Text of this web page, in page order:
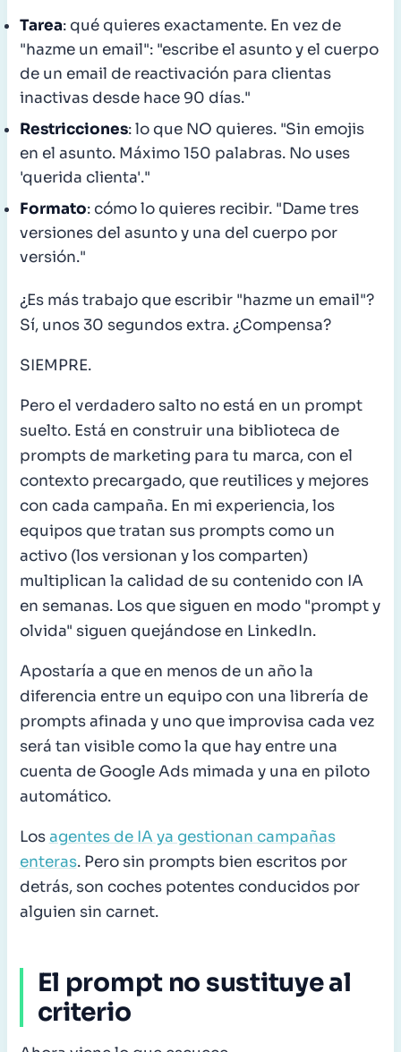
Tarea: qué quieres exactamente. En vez de
"hazme un email": "escribe el asunto y el cuerpo
de un email de reactivación para clientas
inactivas desde hace 90 días."
Restricciones: lo que NO quieres. "Sin emojis
en el asunto. Máximo 150 palabras. No uses
'querida clienta'."
Formato: cómo lo quieres recibir. "Dame tres
versiones del asunto y una del cuerpo por
versión."
¿Es más trabajo que escribir "hazme un email"?
Sí, unos 30 segundos extra. ¿Compensa?
SIEMPRE.
Pero el verdadero salto no está en un prompt
suelto. Está en construir una biblioteca de
prompts de marketing para tu marca, con el
contexto precargado, que reutilices y mejores
con cada campaña. En mi experiencia, los
equipos que tratan sus prompts como un
activo (los versionan y los comparten)
multiplican la calidad de su contenido con IA
en semanas. Los que siguen en modo "prompt y
olvida" siguen quejándose en LinkedIn.
Apostaría a que en menos de un año la
diferencia entre un equipo con una librería de
prompts afinada y uno que improvisa cada vez
será tan visible como la que hay entre una
cuenta de Google Ads mimada y una en piloto
automático.
Losagentes de IA ya gestionan campañas
enteras. Pero sin prompts bien escritos por
detrás, son coches potentes conducidos por
alguien sin carnet.
El prompt no sustituye al
criterio